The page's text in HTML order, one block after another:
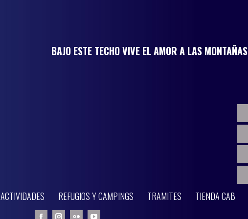
BAJO ESTE TECHO VIVE EL AMOR A LAS MONTAÑAS
ACTIVIDADES REFUGIOS Y CAMPINGS TRAMITES TIENDA CAB